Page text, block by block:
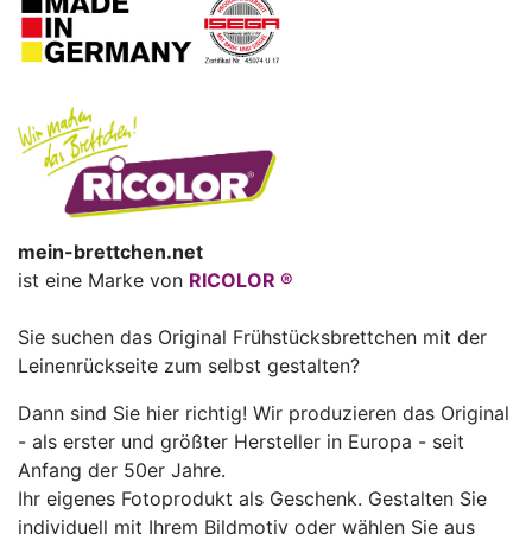
mein-brettchen.net
ist eine Marke von RICOLOR ®
Sie suchen das Original Frühstücksbrettchen mit der
Leinenrückseite zum selbst gestalten?
Dann sind Sie hier richtig! Wir produzieren das Original
- als erster und größter Hersteller in Europa - seit
Anfang der 50er Jahre.
Ihr eigenes Fotoprodukt als Geschenk. Gestalten Sie
individuell mit Ihrem Bildmotiv oder wählen Sie aus